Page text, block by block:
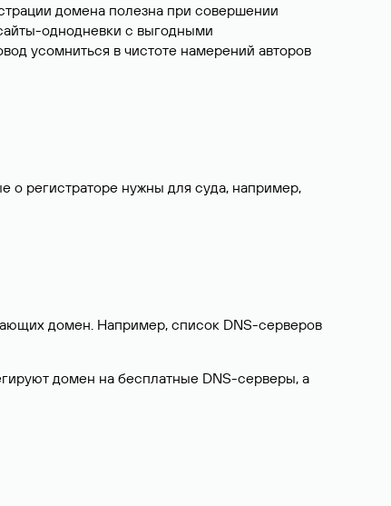
домена полезна при совершении
однодневки с выгодными
усомниться в чистоте намерений авторов
регистраторе нужны для суда, например,
домен. Например, список DNS-серверов
домен на бесплатные DNS-серверы, а